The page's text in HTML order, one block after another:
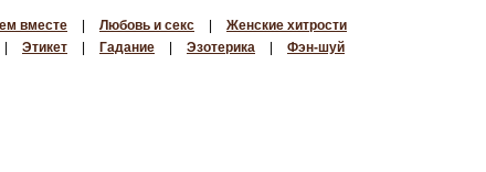
вместе Любовь и секс
Женские хитрости
Этикет Гадание Эзотерика
Фэн-шуй